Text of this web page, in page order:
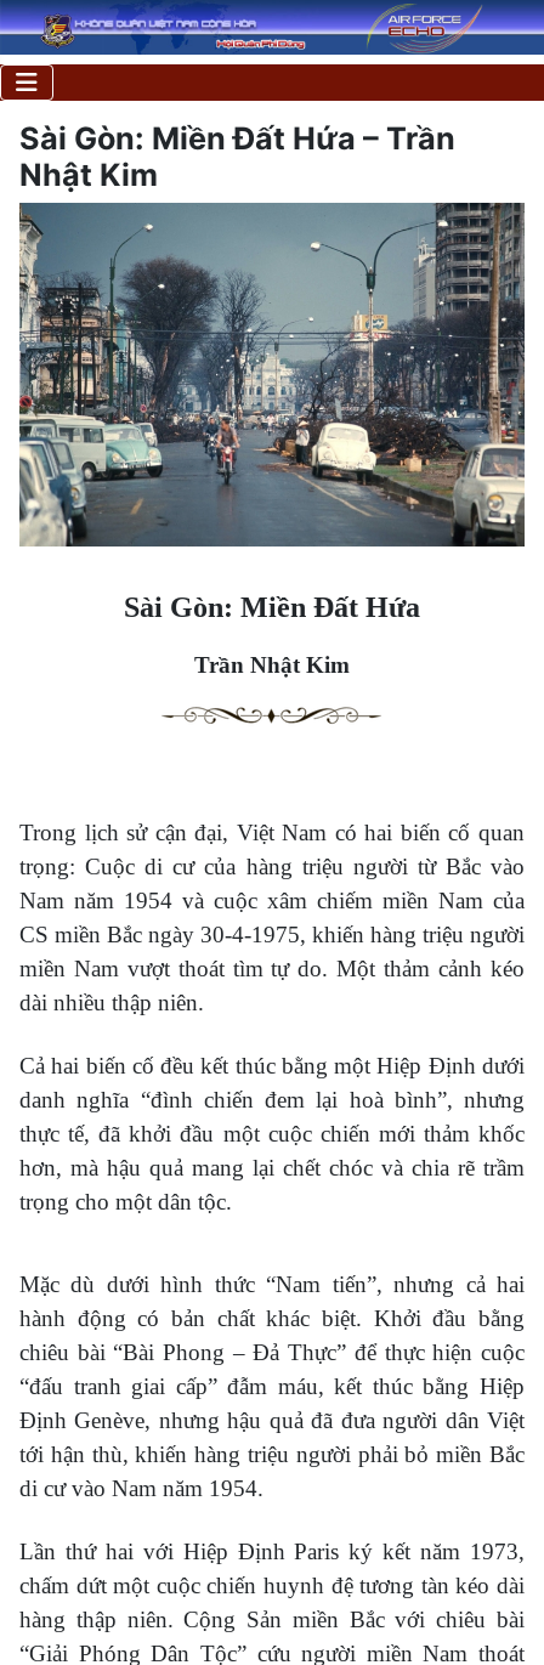
Sài Gòn: Miền Đất Hứa – Trần
Nhật Kim
Sài Gòn: Miền Đất Hứa
Trần Nhật Kim
Trong lịch sử cận đại, Việt Nam có hai biến cố quan
trọng: Cuộc di cư của hàng triệu người từ Bắc vào
Nam năm 1954 và cuộc xâm chiếm miền Nam của
CS miền Bắc ngày 30-4-1975, khiến hàng triệu người
miền Nam vượt thoát tìm tự do. Một thảm cảnh kéo
dài nhiều thập niên.
Cả hai biến cố đều kết thúc bằng một Hiệp Định dưới
danh nghĩa “đình chiến đem lại hoà bình”, nhưng
thực tế, đã khởi đầu một cuộc chiến mới thảm khốc
hơn, mà hậu quả mang lại chết chóc và chia rẽ trầm
trọng cho một dân tộc.
Mặc dù dưới hình thức “Nam tiến”, nhưng cả hai
hành động có bản chất khác biệt. Khởi đầu bằng
chiêu bài “Bài Phong – Đả Thực” để thực hiện cuộc
“đấu tranh giai cấp” đẫm máu, kết thúc bằng Hiệp
Định Genève, nhưng hậu quả đã đưa người dân Việt
tới hận thù, khiến hàng triệu người phải bỏ miền Bắc
di cư vào Nam năm 1954.
Lần thứ hai với Hiệp Định Paris ký kết năm 1973,
chấm dứt một cuộc chiến huynh đệ tương tàn kéo dài
hàng thập niên. Cộng Sản miền Bắc với chiêu bài
“Giải Phóng Dân Tộc” cứu người miền Nam thoát